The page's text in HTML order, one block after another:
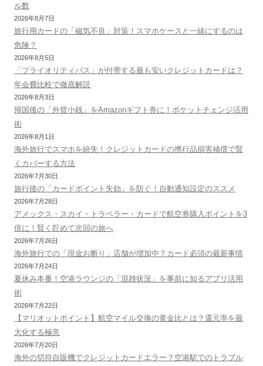
ル数
2026年8月7日
旅行用カードの「磁気不良」対策！スマホケースと一緒にするのは
危険？
2026年8月5日
「プライオリティパス」が付帯する最も安いクレジットカードは？
年会費比較で徹底解説
2026年8月3日
帰国後の「外貨小銭」をAmazonギフト券に！ポケットチェンジ活用
術
2026年8月1日
海外旅行でスマホを紛失！クレジットカードの携行品損害補償で賢
くカバーする方法
2026年7月30日
旅行後の「カードポイント失効」を防ぐ！自動通知設定のススメ
2026年7月28日
アメックス・スカイ・トラベラー・カードで航空券購入ポイントを3
倍に！賢く貯めて次回の旅へ
2026年7月26日
海外旅行での「現金お断り」店舗が増加中？カード必須の最新事情
2026年7月24日
夏休み本番！空港ラウンジの「混雑状況」を事前に知るアプリ活用
術
2026年7月22日
【マリオットポイント】航空マイル交換の黄金比とは？還元率を最
大化する極意
2026年7月20日
海外の切符自販機でクレジットカードエラー？空港駅でのトラブル